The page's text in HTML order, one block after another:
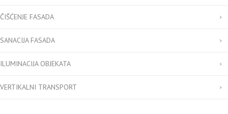
ČIŠĆENJE FASADA
SANACIJA FASADA
ILUMINACIJA OBJEKATA
VERTIKALNI TRANSPORT